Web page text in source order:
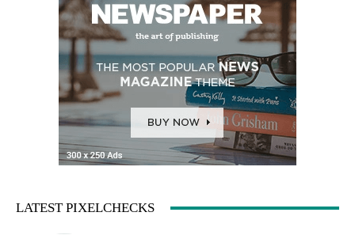
LATEST PIXELCHECKS